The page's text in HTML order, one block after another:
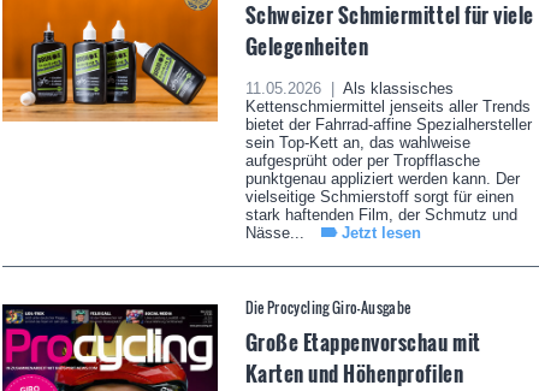
Schweizer Schmiermittel für viele
Gelegenheiten
11.05.2026 |
Als klassisches
Kettenschmiermittel jenseits aller Trends
bietet der Fahrrad-affine Spezialhersteller
sein Top-Kett an, das wahlweise
aufgesprüht oder per Tropfflasche
punktgenau appliziert werden kann. Der
vielseitige Schmierstoff sorgt für einen
stark haftenden Film, der Schmutz und
Nässe...
Jetzt lesen
Die Procycling Giro-Ausgabe
Große Etappenvorschau mit
Karten und Höhenprofilen